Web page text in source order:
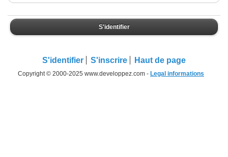
S'identifier
S'identifier S'inscrire Haut de page
Copyright © 2000-2025 www.developpez.com - Legal informations